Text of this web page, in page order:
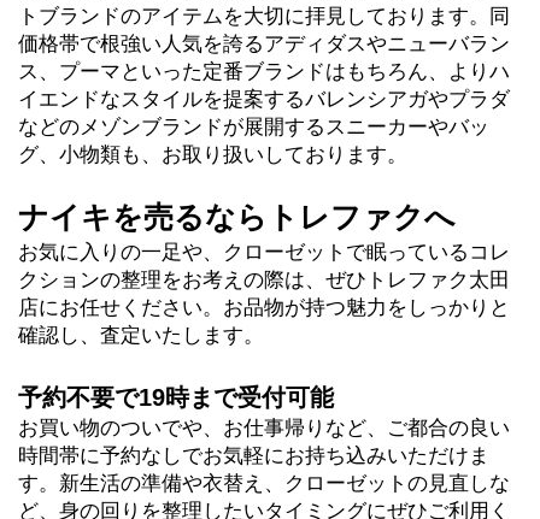
トブランドのアイテムを大切に拝見しております。同
価格帯で根強い人気を誇るアディダスやニューバラン
ス、プーマといった定番ブランドはもちろん、よりハ
イエンドなスタイルを提案するバレンシアガやプラダ
などのメゾンブランドが展開するスニーカーやバッ
グ、小物類も、お取り扱いしております。
ナイキを売るならトレファクへ
お気に入りの一足や、クローゼットで眠っているコレ
クションの整理をお考えの際は、ぜひトレファク太田
店にお任せください。お品物が持つ魅力をしっかりと
確認し、査定いたします。
予約不要で19時まで受付可能
お買い物のついでや、お仕事帰りなど、ご都合の良い
時間帯に予約なしでお気軽にお持ち込みいただけま
す。新生活の準備や衣替え、クローゼットの見直しな
ど、身の回りを整理したいタイミングにぜひご利用く